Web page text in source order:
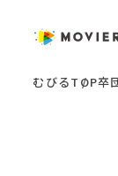
むびるTOP卒